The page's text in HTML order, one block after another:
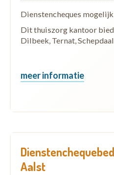
Dienstencheques mogelijk
Dit thuiszorg kantoor
Dilbeek, Ternat, Schepdaal
meer informatie
Aalst